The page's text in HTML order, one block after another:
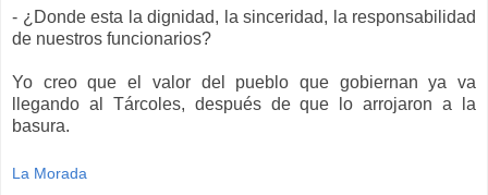
- ¿Donde esta la dignidad, la sinceridad, la responsabilidad
de nuestros funcionarios?
Yo creo que el valor del pueblo que gobiernan ya va
llegando al Tárcoles, después de que lo arrojaron a la
basura.
La Morada